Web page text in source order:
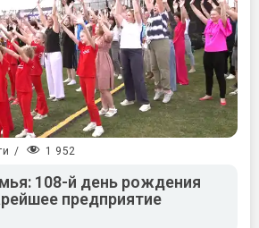
/ 1 952
108-й день рождения
предприятие